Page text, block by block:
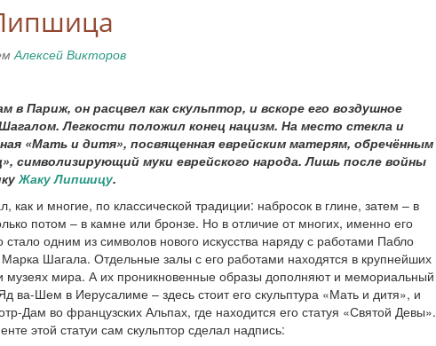
Алексей Викторов
Париж, он расцвел как скульптор, и вскоре его воздушное
Легкости положил конец нацизм. На место стекла и
«Мать и дитя», посвященная еврейским матерям, обречённым
символизирующий муки еврейского народа. Лишь после войны
Жаку Липшицу.
как и многие, по классической традиции: набросок в глине, затем – в
потом – в камне или бронзе. Но в отличие от многих, именно его
стало одним из символов нового искусства наряду с работами Пабло
Шагала. Отдельные залы с его работами находятся в крупнейших
музеях мира. А их проникновенные образы дополняют и мемориальный
ва-Шем в Иерусалиме – здесь стоит его скульптура «Мать и дитя», и
Дам во французских Альпах, где находится его статуя «Святой Девы».
этой статуи сам скульптор сделал надпись: